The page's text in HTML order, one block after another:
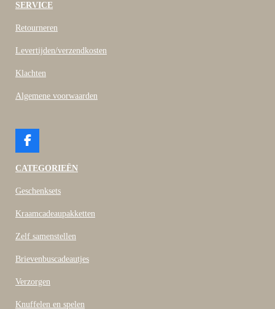
SERVICE
Retourneren
Levertijden/verzendkosten
Klachten
Algemene voorwaarden
F
c
b
o
CATEGORIEËN
Geschenksets
Kraamcadeaupakketten
Zelf samenstellen
Brievenbuscadeautjes
Verzorgen
Knuffelen en spelen